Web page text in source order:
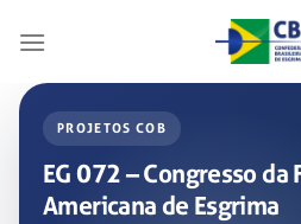
PROJETOS COB
EG 072 – Congresso da
Americana de Esgrima